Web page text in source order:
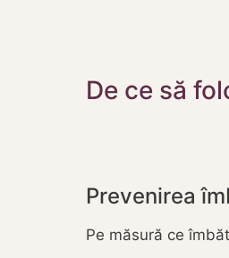
De ce să
Prevenirea
Pe măsură ce